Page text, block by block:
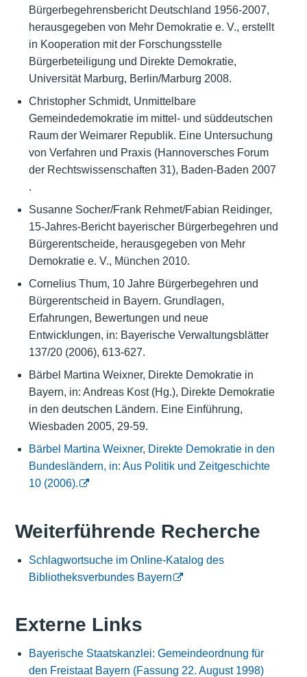
Bürgerbegehrensbericht Deutschland 1956-2007,
herausgegeben von Mehr Demokratie e. V., erstellt
in Kooperation mit der Forschungsstelle
Bürgerbeteiligung und Direkte Demokratie,
Universität Marburg, Berlin/Marburg 2008.
Christopher Schmidt, Unmittelbare
Gemeindedemokratie im mittel- und süddeutschen
Raum der Weimarer Republik. Eine Untersuchung
von Verfahren und Praxis (Hannoversches Forum
der Rechtswissenschaften 31), Baden-Baden 2007
.
Susanne Socher/Frank Rehmet/Fabian Reidinger,
15-Jahres-Bericht bayerischer Bürgerbegehren und
Bürgerentscheide, herausgegeben von Mehr
Demokratie e. V., München 2010.
Cornelius Thum, 10 Jahre Bürgerbegehren und
Bürgerentscheid in Bayern. Grundlagen,
Erfahrungen, Bewertungen und neue
Entwicklungen, in: Bayerische Verwaltungsblätter
137/20 (2006), 613-627.
Bärbel Martina Weixner, Direkte Demokratie in
Bayern, in: Andreas Kost (Hg.), Direkte Demokratie
in den deutschen Ländern. Eine Einführung,
Wiesbaden 2005, 29-59.
Bärbel Martina Weixner, Direkte Demokratie in den
Bundesländern, in: Aus Politik und Zeitgeschichte
10 (2006).
Weiterführende Recherche
Schlagwortsuche im Online-Katalog des
Bibliotheksverbundes Bayern
Externe Links
Bayerische Staatskanzlei: Gemeindeordnung für
den Freistaat Bayern (Fassung 22. August 1998)